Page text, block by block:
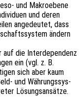
und Makro­ebe­ne
und deren
ange­deu­tet, dass
ändern
auf die Inter­de­pen­denz
ein (vgl. z. B.
sich aber kaum
und Währungs­sys­
Lösungsansätze.